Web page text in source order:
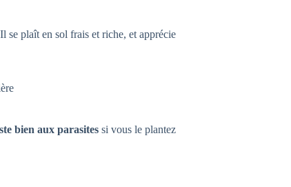
se plaît en sol frais et riche, et apprécie
bien aux parasites si vous le plantez